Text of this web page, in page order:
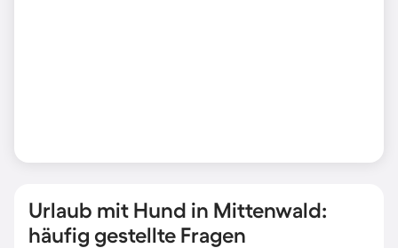
Urlaub mit Hund in Mittenwald:
häufig gestellte Fragen